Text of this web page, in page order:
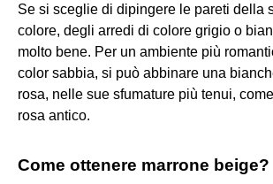
Se si sceglie di dipingere le pareti della
colore, degli arredi di colore grigio o
molto bene. Per un ambiente più
color sabbia, si può abbinare una
rosa, nelle sue sfumature più tenui,
rosa antico.
Come ottenere marrone beige?